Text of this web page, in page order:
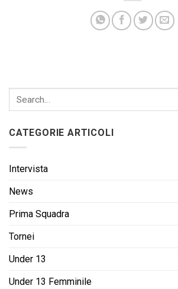
CATEGORIE ARTICOLI
Intervista
News
Prima Squadra
Tornei
Under 13
Under 13 Femminile